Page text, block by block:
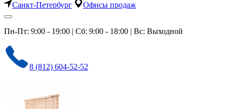
Санкт-Петербург Офисы продаж
Пн-Пт: 9:00 - 19:00 | Сб: 9:00 - 18:00 | Вс: Выходной
8 (812) 604-52-52